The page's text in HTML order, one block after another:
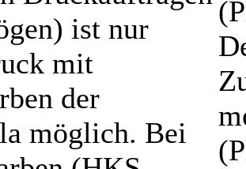
ist nur
mit
der
möglich. Bei